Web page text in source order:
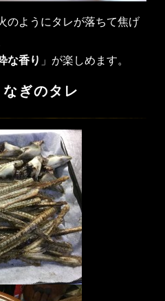
のようにタレが落ちて焦げ
な香り 」が楽しめます。
ぎのタレ